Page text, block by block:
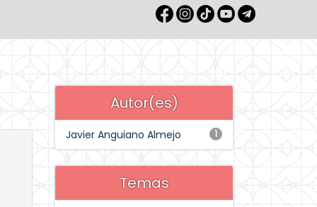
Autor(es)
1
Javier Anguiano Almejo
Temas